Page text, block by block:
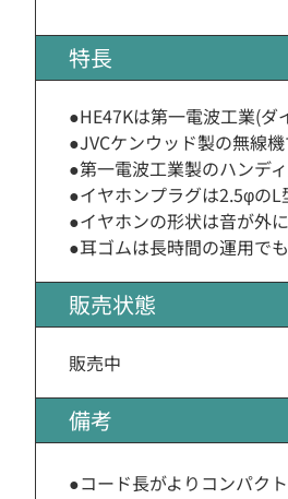
特長
●HE47Kは第一電波工業(ダ
●JVCケンウッド製の無線機
●第一電波工業製のハンデ
●イヤホンプラグは2.5φのL
●イヤホンの形状は音が外
●耳ゴムは長時間の運用で
販売状態
販売中
備考
●コード長がよりコンパク